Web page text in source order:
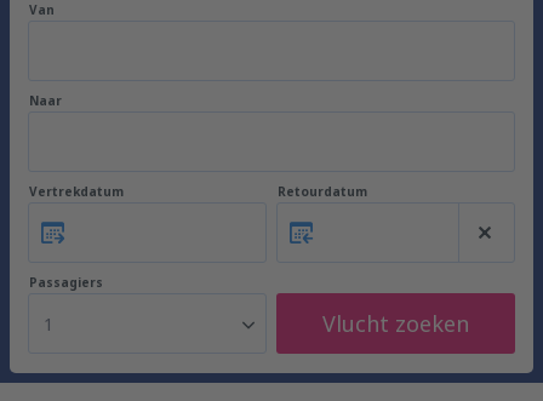
Van
Naar
Vertrekdatum Retourdatum
Passagiers
1 Vlucht zoeken